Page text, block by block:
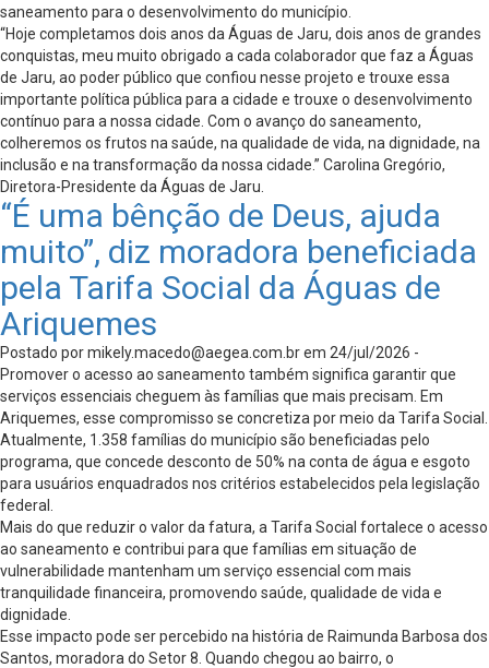
saneamento para o desenvolvimento do município.
“Hoje completamos dois anos da Águas de Jaru, dois anos de grandes
conquistas, meu muito obrigado a cada colaborador que faz a Águas
de Jaru, ao poder público que confiou nesse projeto e trouxe essa
importante política pública para a cidade e trouxe o desenvolvimento
contínuo para a nossa cidade. Com o avanço do saneamento,
colheremos os frutos na saúde, na qualidade de vida, na dignidade, na
inclusão e na transformação da nossa cidade.” Carolina Gregório,
Diretora-Presidente da Águas de Jaru.
“É uma bênção de Deus, ajuda
muito”, diz moradora beneficiada
pela Tarifa Social da Águas de
Ariquemes
Postado pormikely.macedo@aegea.com.brem 24/jul/2026 -
Promover o acesso ao saneamento também significa garantir que
serviços essenciais cheguem às famílias que mais precisam. Em
Ariquemes, esse compromisso se concretiza por meio da Tarifa Social.
Atualmente, 1.358 famílias do município são beneficiadas pelo
programa, que concede desconto de 50% na conta de água e esgoto
para usuários enquadrados nos critérios estabelecidos pela legislação
federal.
Mais do que reduzir o valor da fatura, a Tarifa Social fortalece o acesso
ao saneamento e contribui para que famílias em situação de
vulnerabilidade mantenham um serviço essencial com mais
tranquilidade financeira, promovendo saúde, qualidade de vida e
dignidade.
Esse impacto pode ser percebido na história de Raimunda Barbosa dos
Santos, moradora do Setor 8. Quando chegou ao bairro, o